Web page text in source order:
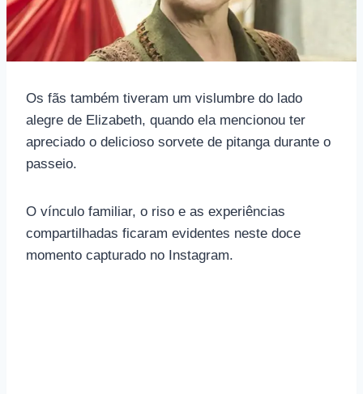
Os fãs também tiveram um vislumbre do lado
alegre de Elizabeth, quando ela mencionou ter
apreciado o delicioso sorvete de pitanga durante o
passeio.
O vínculo familiar, o riso e as experiências
compartilhadas ficaram evidentes neste doce
momento capturado no Instagram.